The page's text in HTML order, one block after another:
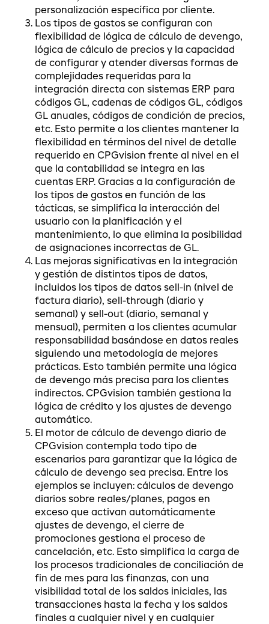
personalización específica por cliente.
Los tipos de gastos se configuran con
flexibilidad de lógica de cálculo de devengo,
lógica de cálculo de precios y la capacidad
de configurar y atender diversas formas de
complejidades requeridas para la
integración directa con sistemas ERP para
códigos GL, cadenas de códigos GL, códigos
GL anuales, códigos de condición de precios,
etc. Esto permite a los clientes mantener la
flexibilidad en términos del nivel de detalle
requerido en CPGvision frente al nivel en el
que la contabilidad se integra en las
cuentas ERP. Gracias a la configuración de
los tipos de gastos en función de las
tácticas, se simplifica la interacción del
usuario con la planificación y el
mantenimiento, lo que elimina la posibilidad
de asignaciones incorrectas de GL.
Las mejoras significativas en la integración
y gestión de distintos tipos de datos,
incluidos los tipos de datos sell-in (nivel de
factura diario), sell-through (diario y
semanal) y sell-out (diario, semanal y
mensual), permiten a los clientes acumular
responsabilidad basándose en datos reales
siguiendo una metodología de mejores
prácticas. Esto también permite una lógica
de devengo más precisa para los clientes
indirectos. CPGvision también gestiona la
lógica de crédito y los ajustes de devengo
automático.
El motor de cálculo de devengo diario de
CPGvision contempla todo tipo de
escenarios para garantizar que la lógica de
cálculo de devengo sea precisa. Entre los
ejemplos se incluyen: cálculos de devengo
diarios sobre reales/planes, pagos en
exceso que activan automáticamente
ajustes de devengo, el cierre de
promociones gestiona el proceso de
cancelación, etc. Esto simplifica la carga de
los procesos tradicionales de conciliación de
fin de mes para las finanzas, con una
visibilidad total de los saldos iniciales, las
transacciones hasta la fecha y los saldos
finales a cualquier nivel y en cualquier